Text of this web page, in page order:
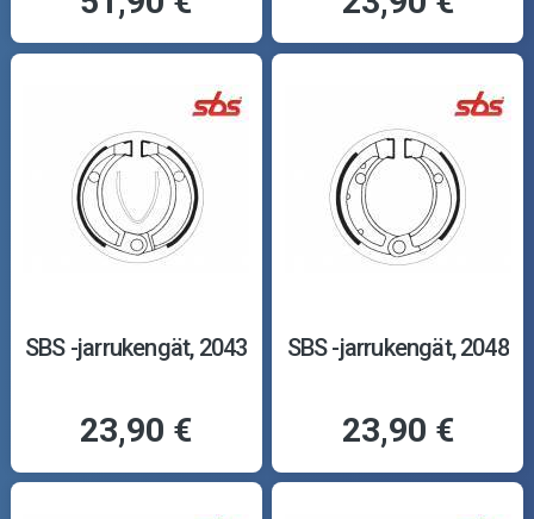
SBS -jarrukengät, 2043
23,90 €
SBS -jarrukengät, 2048
23,90 €